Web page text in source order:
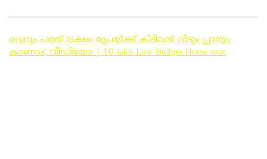
വെറും പത്ത് ലക്ഷം രൂപയ്ക്ക് കിടിലൻ വീടും പ്ലാനും
കാണാം; വീഡിയോ | 10 lakh Low Budget Home tour